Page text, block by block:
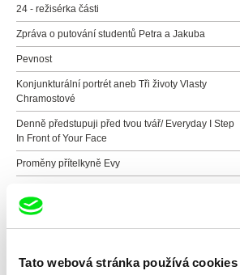
Tato webová stránka používá cookies
24 - režisérka části
Zpráva o putování studentů Petra a Jakuba
Pevnost
Konjunkturální portrét aneb Tři životy Vlasty
Chramostové
Denně předstupuji před tvou tvář/ Everyday I Step
In Front of Your Face
Proměny přítelkyně Evy
Variace na téma hledání tvaru
Rozhovory